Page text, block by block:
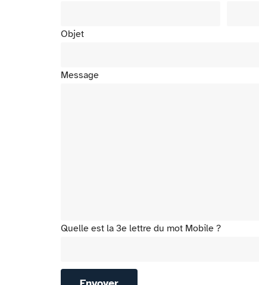
Objet
Message
Quelle est la 3e lettre du mot Mobile ?